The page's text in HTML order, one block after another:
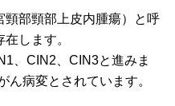
頸部頸部上皮内腫瘍）と呼
します。
、CIN2、CIN3と進みま
ん病変とされています。